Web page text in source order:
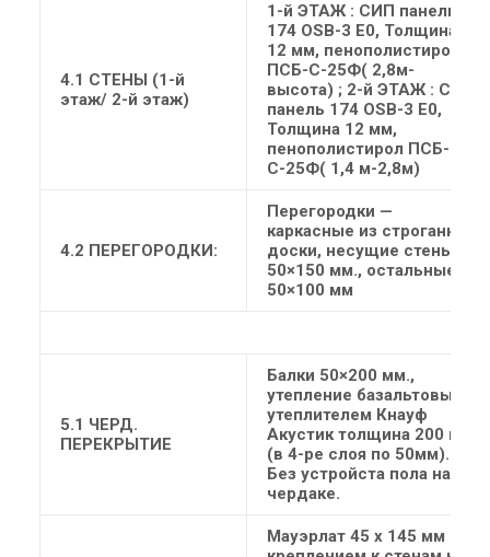
4.1 СТЕНЫ (1-й
этаж/ 2-й этаж)
1-й ЭТАЖ : СИП панель
174 OSB-3 Е0, Толщина
12 мм, пенополистирол
ПСБ-С-25Ф( 2,8м-
высота) ; 2-й ЭТАЖ : СИП
панель 174 OSB-3 Е0,
Толщина 12 мм,
пенополистирол ПСБ-
С-25Ф( 1,4 м-2,8м)
4.2 ПЕРЕГОРОДКИ:
Перегородки —
каркасные из строганной
доски, несущие стены
50×150 мм., остальные
50×100 мм
5.1 ЧЕРД.
ПЕРЕКРЫТИЕ
Балки 50×200 мм.,
утепление базальтовым
утеплителем Кнауф
Акустик толщина 200 мм
(в 4-ре слоя по 50мм).
Без устройста пола на
чердаке.
Мауэрлат 45 х 145 мм с